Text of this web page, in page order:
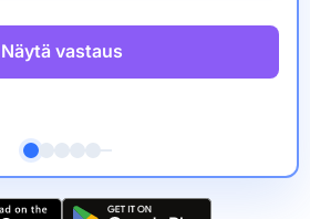
Näytä vastaus